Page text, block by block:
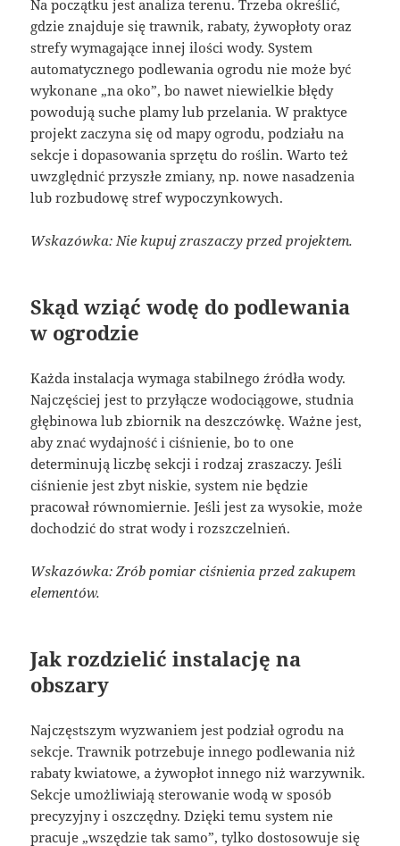
Na początku jest analiza terenu. Trzeba określić,
gdzie znajduje się trawnik, rabaty, żywopłoty oraz
strefy wymagające innej ilości wody. System
automatycznego podlewania ogrodu nie może być
wykonane „na oko”, bo nawet niewielkie błędy
powodują suche plamy lub przelania. W praktyce
projekt zaczyna się od mapy ogrodu, podziału na
sekcje i dopasowania sprzętu do roślin. Warto też
uwzględnić przyszłe zmiany, np. nowe nasadzenia
lub rozbudowę stref wypoczynkowych.
Wskazówka: Nie kupuj zraszaczy przed projektem.
Skąd wziąć wodę do podlewania
w ogrodzie
Każda instalacja wymaga stabilnego źródła wody.
Najczęściej jest to przyłącze wodociągowe, studnia
głębinowa lub zbiornik na deszczówkę. Ważne jest,
aby znać wydajność i ciśnienie, bo to one
determinują liczbę sekcji i rodzaj zraszaczy. Jeśli
ciśnienie jest zbyt niskie, system nie będzie
pracował równomiernie. Jeśli jest za wysokie, może
dochodzić do strat wody i rozszczelnień.
Wskazówka: Zrób pomiar ciśnienia przed zakupem
elementów.
Jak rozdzielić instalację na
obszary
Najczęstszym wyzwaniem jest podział ogrodu na
sekcje. Trawnik potrzebuje innego podlewania niż
rabaty kwiatowe, a żywopłot innego niż warzywnik.
Sekcje umożliwiają sterowanie wodą w sposób
precyzyjny i oszczędny. Dzięki temu system nie
pracuje „wszędzie tak samo”, tylko dostosowuje się